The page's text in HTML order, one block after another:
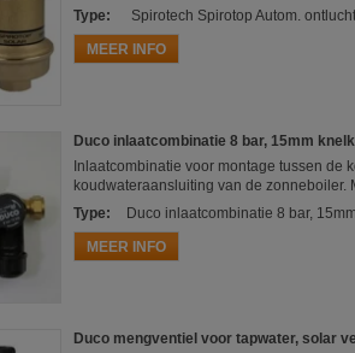
Type:
Spirotech Spirotop Autom.
MEER INFO
Duco inlaatcombinatie 8 bar, 15mm
Inlaatcombinatie voor montage tussen de
koudwateraansluiting van de
Type:
Duco inlaatcombinatie 8 bar,
MEER INFO
Duco mengventiel voor tapwater, solar